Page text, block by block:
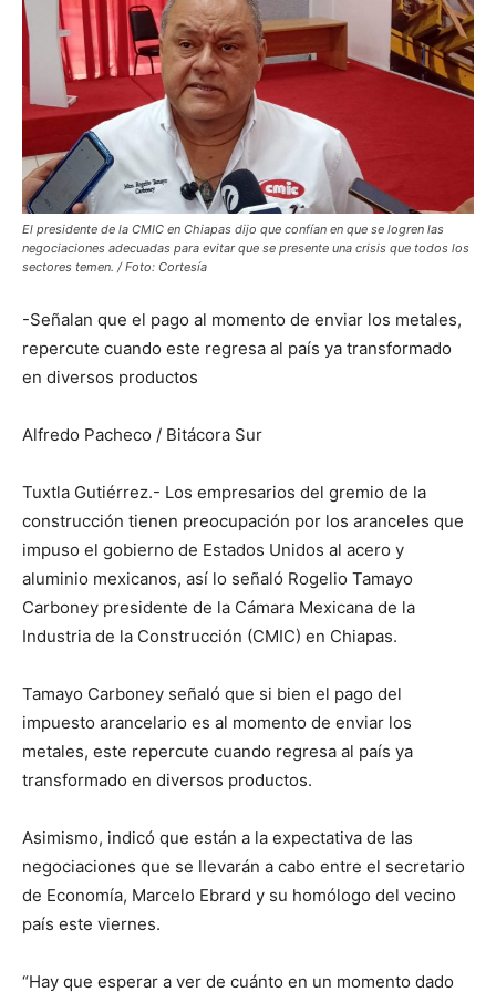
El presidente de la CMIC en Chiapas dijo que confían en que se logren las
negociaciones adecuadas para evitar que se presente una crisis que todos los
sectores temen. / Foto: Cortesía
-Señalan que el pago al momento de enviar los metales,
repercute cuando este regresa al país ya transformado
en diversos productos
Alfredo Pacheco / Bitácora Sur
Tuxtla Gutiérrez.- Los empresarios del gremio de la
construcción tienen preocupación por los aranceles que
impuso el gobierno de Estados Unidos al acero y
aluminio mexicanos, así lo señaló Rogelio Tamayo
Carboney presidente de la Cámara Mexicana de la
Industria de la Construcción (CMIC) en Chiapas.
Tamayo Carboney señaló que si bien el pago del
impuesto arancelario es al momento de enviar los
metales, este repercute cuando regresa al país ya
transformado en diversos productos.
Asimismo, indicó que están a la expectativa de las
negociaciones que se llevarán a cabo entre el secretario
de Economía, Marcelo Ebrard y su homólogo del vecino
país este viernes.
“Hay que esperar a ver de cuánto en un momento dado